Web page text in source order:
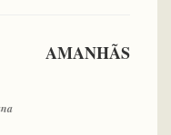
AMANHÃS